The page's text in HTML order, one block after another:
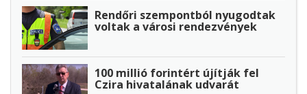
Rendőri szempontból nyugodtak
voltak a városi rendezvények
100 millió forintért újítják fel
Czira hivatalának udvarát